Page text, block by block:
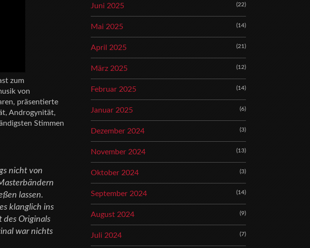
zum
von
präsentierte
Androgynität,
Stimmen
nicht von
lassen.
klanglich ins
des Originals
war nichts
Juni 2025 (22)
Mai 2025 (14)
April 2025 (21)
März 2025 (12)
Februar 2025 (14)
Januar 2025 (6)
Dezember 2024 (3)
November 2024 (13)
Oktober 2024 (3)
September 2024 (14)
August 2024 (9)
Juli 2024 (7)